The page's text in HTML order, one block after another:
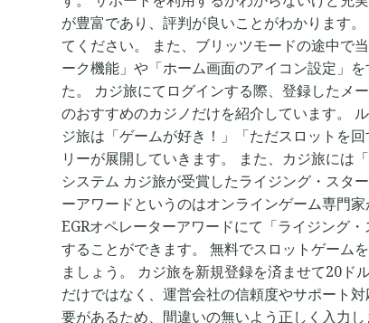
が豊富であり、評判が良いことがわかります
てください。 また、ブリッツモードの途中で
ーク機能」や「ホーム画面のアイコン設定」
た。 カジ旅にてログインする際、登録したメ
のおすすめのカジノだけを紹介しています。
ジ旅は「ゲームが好き！」「ただスロットを
リーが展開していきます。 また、カジ旅には
システム カジ旅が受賞したライジング・スタ
ーアワードというのはオンラインゲーム専門
EGRオペレーターアワードにて「ライジング
することができます。 無料でスロットゲーム
ましょう。 カジ旅を新規登録を済ませて20
だけではなく、運営会社の信頼度やサポート
要があるため、間違いの無いよう正しく入力
ミ
を
総
ま
と
め！
プ
レ
イ
ヤ
ー
目
線
の